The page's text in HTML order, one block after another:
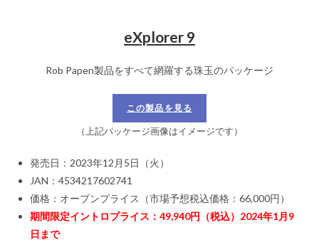
eXplorer 9
Rob Papen製品をすべて網羅する珠玉のパッケージ
この製品を見る
（上記パッケージ画像はイメージです）
発売日：2023年12月5日（火）
JAN：4534217602741
価格：オープンプライス（市場予想税込価格：66,000円）
期間限定イントロプライス：49,940円（税込）2024年1月9
日まで